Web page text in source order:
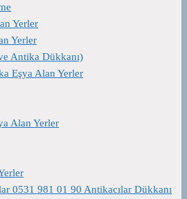
Yerler
Yerler
Antika Dükkanı)
Eşya Alan Yerler
Alan Yerler
0531 981 01 90 Antikacılar Dükkanı